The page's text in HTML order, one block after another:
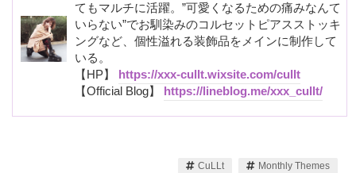
てもマルチに活躍。”可愛くなるための痛みなんて
いらない”でお馴染みのコルセットピアスストッキ
ングなど、個性溢れる装飾品をメインに制作して
いる。
【HP】 https://xxx-cullt.wixsite.com/cullt
【Official Blog】 https://lineblog.me/xxx_cullt/
CuLLt
Monthly Themes